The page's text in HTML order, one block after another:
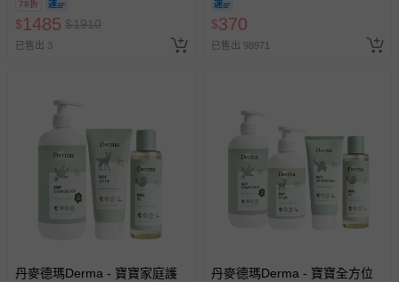
78折
$1485 $1910
已售出 3
$370
已售出 98971
丹麥德瑪Derma - 寶寶家庭護
丹麥德瑪Derma - 寶寶全方位